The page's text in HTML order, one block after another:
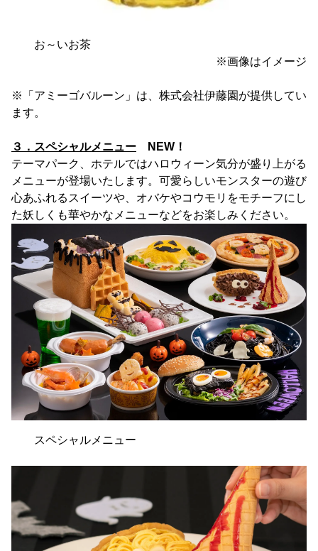
お～いお茶
※画像はイメージ
※「アミーゴバルーン」は、株式会社伊藤園が提供してい
ます。
３．スペシャルメニュー
NEW！
テーマパーク、ホテルではハロウィーン気分が盛り上がる
メニューが登場いたします。可愛らしいモンスターの遊び
心あふれるスイーツや、オバケやコウモリをモチーフにし
た妖しくも華やかなメニューなどをお楽しみください。
スペシャルメニュー